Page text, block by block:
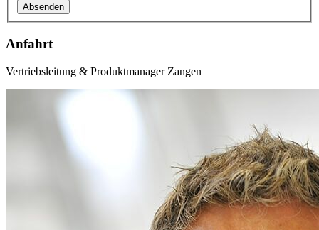
Anfahrt
Vertriebsleitung & Produktmanager Zangen